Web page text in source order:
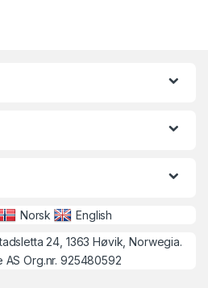
Norsk
English
24, 1363 Høvik, Norwegia.
AS Org.nr. 925480592